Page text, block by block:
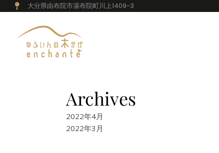
大分県由布院市湯布院町川上1409-3
Archives
2022年4月
2022年3月